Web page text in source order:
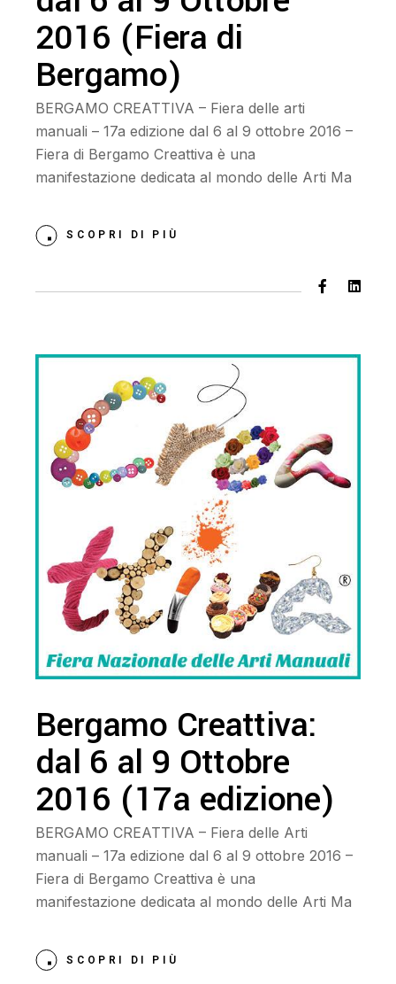
2016 (Fiera di
Bergamo)
BERGAMO CREATTIVA – Fiera delle arti
manuali – 17a edizione dal 6 al 9 ottobre 2016 –
Fiera di Bergamo Creattiva è una
manifestazione dedicata al mondo delle Arti Ma
SCOPRI DI PIÙ
Bergamo Creattiva:
dal 6 al 9 Ottobre
2016 (17a edizione)
BERGAMO CREATTIVA – Fiera delle Arti
manuali – 17a edizione dal 6 al 9 ottobre 2016 –
Fiera di Bergamo Creattiva è una
manifestazione dedicata al mondo delle Arti Ma
SCOPRI DI PIÙ